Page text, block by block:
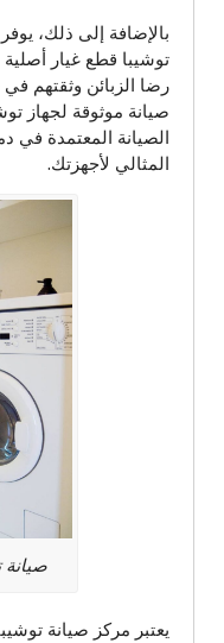
بالإضافة إلى ذلك،
توشيبا قطع غيار
رضا الزبائن وثقتهم
صيانة موثوقة لجهاز
الصيانة المعتمدة في
المثالي لأجهزتك.
صيانة
يعتبر مركز صيانة